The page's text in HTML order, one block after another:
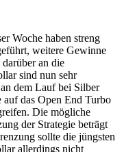
Woche haben streng
weitere Gewinne
an die
sind nun sehr
dem Lauf bei Silber
auf das Open End Turbo
Die mögliche
der Strategie beträgt
sollte die jüngsten
allerdings nicht